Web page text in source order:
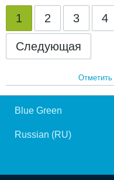
1 2 3 4
Следующая
Blue Green
Russian (RU)